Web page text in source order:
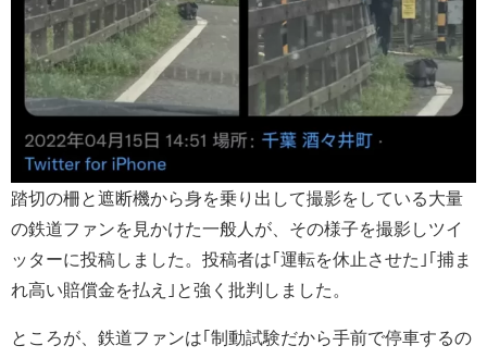
踏切の柵と遮断機から身を乗り出して撮影をしている大量
の鉄道ファンを見かけた一般人が、その様子を撮影しツイ
ッターに投稿しました。投稿者は｢運転を休止させた｣｢捕ま
れ高い賠償金を払え｣と強く批判しました。
ところが、鉄道ファンは｢制動試験だから手前で停車するの